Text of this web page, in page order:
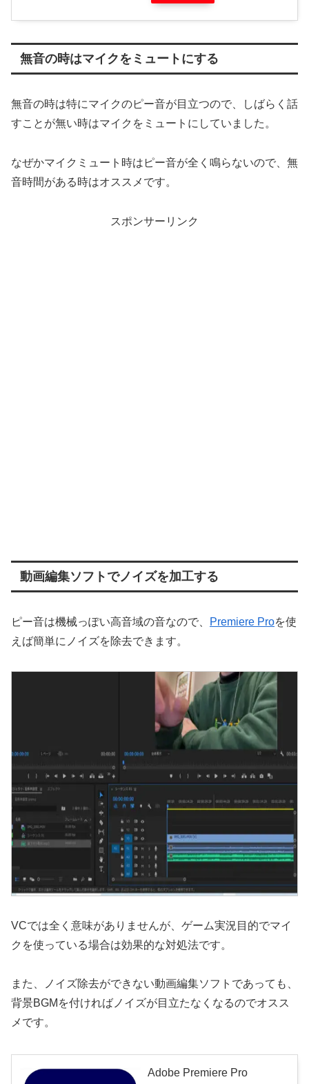
無音の時はマイクをミュートにする
無音の時は特にマイクのピー音が目立つので、しばらく話
すことが無い時はマイクをミュートにしていました。
なぜかマイクミュート時はピー音が全く鳴らないので、無
音時間がある時はオススメです。
スポンサーリンク
動画編集ソフトでノイズを加工する
ピー音は機械っぽい高音域の音なので、 Premiere Proを使
えば簡単にノイズを除去できます。
VCでは全く意味がありませんが、ゲーム実況目的でマイ
クを使っている場合は効果的な対処法です。
また、ノイズ除去ができない動画編集ソフトであっても、
背景BGMを付ければノイズが目立たなくなるのでオスス
メです。
Adobe Premiere Pro